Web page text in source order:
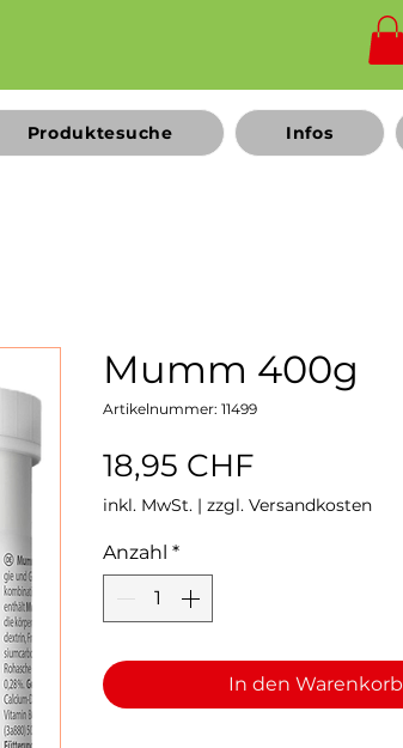
Produktesuche Infos
Mumm 400g
Artikelnummer: 11499
18,95 CHFPreis
inkl. MwSt. | zzgl. Versandkosten
Anzahl *
In den Warenkorb